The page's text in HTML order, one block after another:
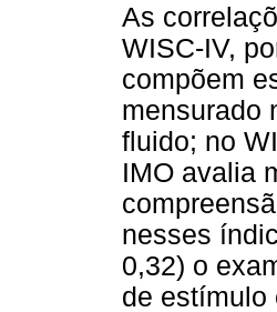
As
WISC-IV,
compõem
mensurado
fluido; no
IMO avalia
nesses
0,32) o
de estímulo